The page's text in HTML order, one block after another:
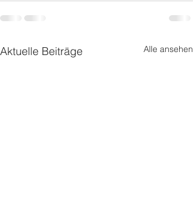
Aktuelle Beiträge Alle ansehen